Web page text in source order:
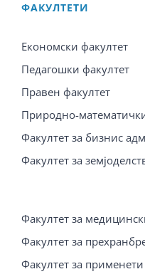
ФАКУЛТЕТИ
Економски факултет
Педагошки факултет
Правен факултет
Природно-
Факултет за бизнис
Факултет за
Факултет за
Факултет за
Факултет за